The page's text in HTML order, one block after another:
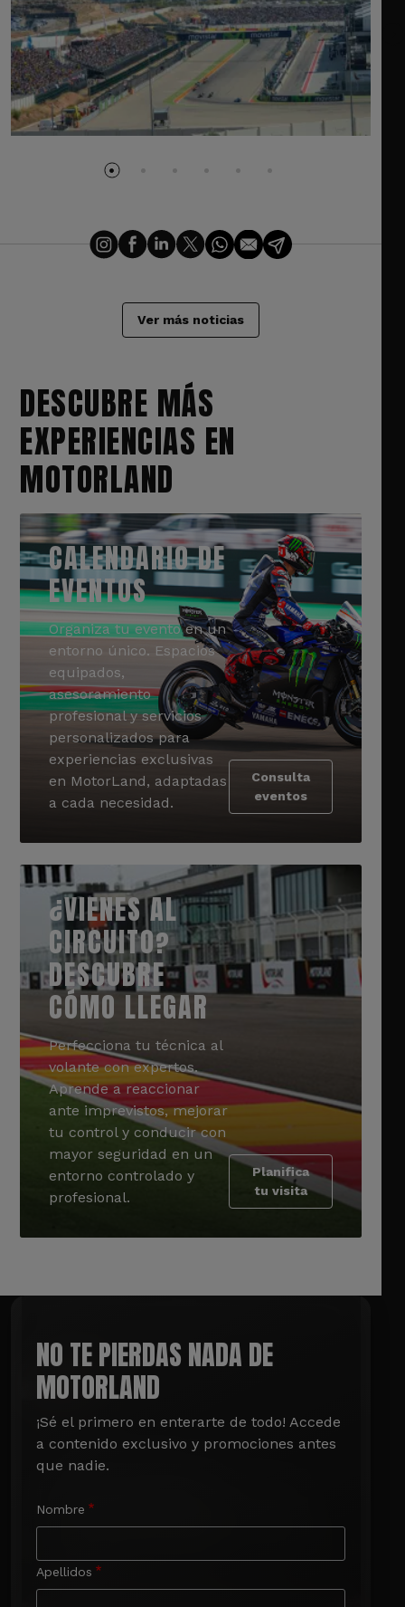
Ver más noticias
DESCUBRE MÁS
EXPERIENCIAS EN
MOTORLAND
CALENDARIO DE
EVENTOS
Organiza tu evento en un
entorno único. Espacios
equipados,
asesoramiento
profesional y servicios
personalizados para
experiencias exclusivas
en MotorLand, adaptadas
a cada necesidad.
Consulta
eventos
¿VIENES AL
CIRCUITO?
DESCUBRE
CÓMO LLEGAR
Perfecciona tu técnica al
volante con expertos.
Aprende a reaccionar
ante imprevistos, mejorar
tu control y conducir con
mayor seguridad en un
entorno controlado y
profesional.
Planifica
tu visita
NO TE PIERDAS NADA DE
MOTORLAND
¡Sé el primero en enterarte de todo! Accede
a contenido exclusivo y promociones antes
que nadie.
Nombre
Apellidos